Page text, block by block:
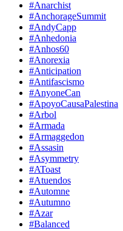
#Anarchist
#AnchorageSummit
#AndyCapp
#Anhedonia
#Anhos60
#Anorexia
#Anticipation
#Antifascismo
#AnyoneCan
#ApoyoCausaPalestina
#Arbol
#Armada
#Armaggedon
#Assasin
#Asymmetry
#AToast
#Atuendos
#Automne
#Autumno
#Azar
#Balanced